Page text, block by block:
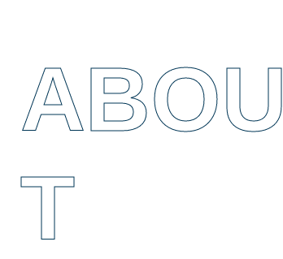
ABOU
T